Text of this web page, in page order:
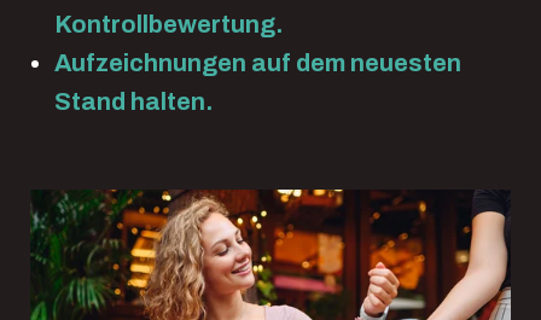
Kontrollbewertung.
Aufzeichnungen auf dem neuesten
Stand halten.